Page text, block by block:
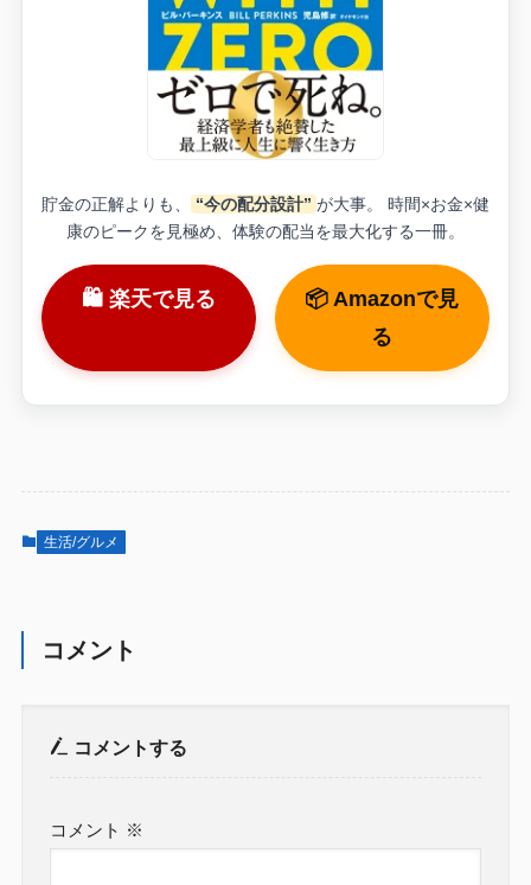
貯金の正解よりも、 “今の配分設計” が大事。 時間×お金×健
康のピークを見極め、体験の配当を最大化する一冊。
🛍 楽天で見る
📦 Amazonで見
る
生活/グルメ
コメント
コメントする
コメント ※